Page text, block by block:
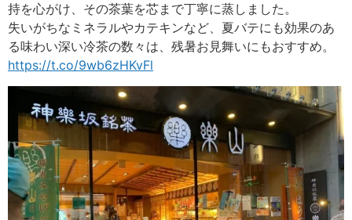
持を心がけ、その茶葉を芯まで丁寧に蒸しました。
失いがちなミネラルやカテキンなど、夏バテにも効果のあ
る味わい深い冷茶の数々は、残暑お見舞いにもおすすめ。
https://t.co/9wb6zHKvFl